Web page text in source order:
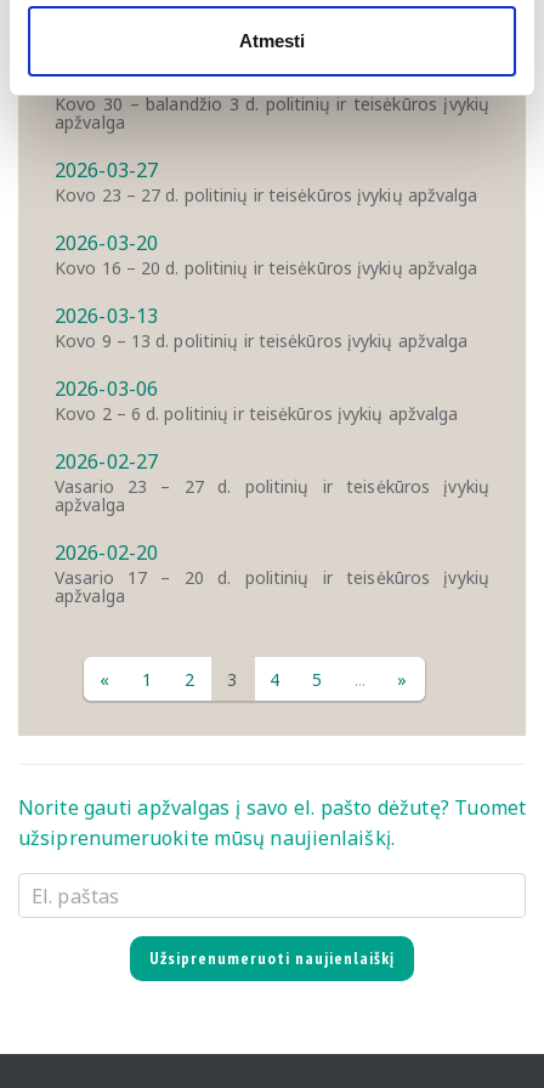
Atmesti
Balandžio 6 – 10 d. politinių ir teisėkūros įvykių
2026-04-03
Kovo 30 – balandžio 3 d. politinių ir teisėkūros įvykių
apžvalga
2026-03-27
Kovo 23 – 27 d. politinių ir teisėkūros įvykių apžvalga
2026-03-20
Kovo 16 – 20 d. politinių ir teisėkūros įvykių apžvalga
2026-03-13
Kovo 9 – 13 d. politinių ir teisėkūros įvykių apžvalga
2026-03-06
Kovo 2 – 6 d. politinių ir teisėkūros įvykių apžvalga
2026-02-27
Vasario 23 – 27 d. politinių ir teisėkūros įvykių
apžvalga
2026-02-20
Vasario 17 – 20 d. politinių ir teisėkūros įvykių
apžvalga
« 1 2 3 4 5 ... »
Norite gauti apžvalgas į savo el. pašto dėžutę? Tuomet
užsiprenumeruokite mūsų naujienlaiškį.
Užsiprenumeruoti naujienlaiškį